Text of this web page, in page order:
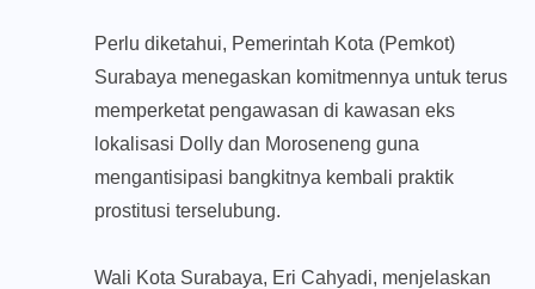
Perlu diketahui, Pemerintah Kota (Pemkot)
Surabaya menegaskan komitmennya untuk terus
memperketat pengawasan di kawasan eks
lokalisasi Dolly dan Moroseneng guna
mengantisipasi bangkitnya kembali praktik
prostitusi terselubung.
Wali Kota Surabaya, Eri Cahyadi, menjelaskan